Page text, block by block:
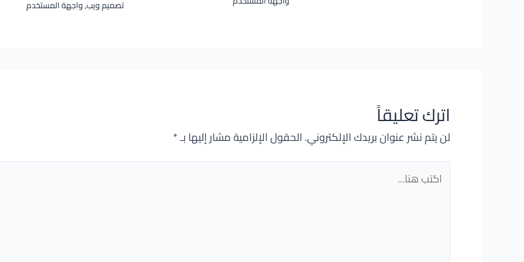
تصميم ويب,واجهة المستخدم
اترك تعليقاً
لن يتم نشر عنوان بريدك الإلكتروني. الحقول الإلزامية مشار إليها بـ*
هنا...